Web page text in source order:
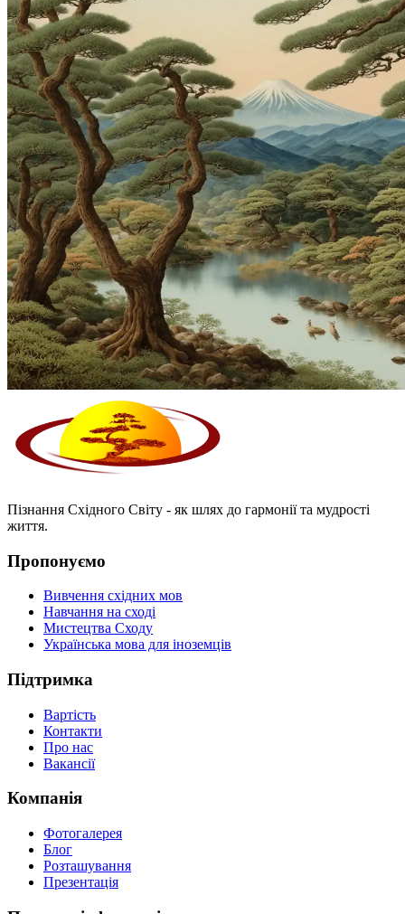
Пізнання Східного Світу - як шлях до гармонії та мудрості
життя.
Пропонуємо
Вивчення східних мов
Навчання на сході
Мистецтва Сходу
Українська мова для іноземців
Підтримка
Вартість
Контакти
Про нас
Вакансії
Компанія
Фотогалерея
Блог
Розташування
Презентація